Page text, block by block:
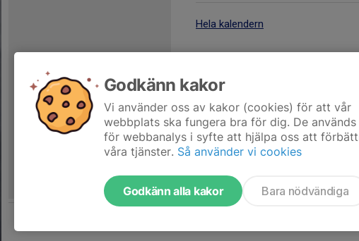
Hela kalendern
Godkänn kakor
Vi använder oss av kakor (cookies) för att vår
webbplats ska fungera bra för dig. De används
för webbanalys i syfte att hjälpa oss att
våra tjänster. Så använder vi cookies
Godkänn alla kakor Bara nödvändiga